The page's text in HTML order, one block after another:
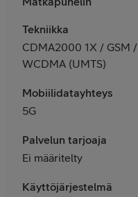
Tekniikka
CDMA2000 1X / GSM /
WCDMA (UMTS)
Mobiilidatayhteys
5G
Palvelun tarjoaja
Ei määritelty
Käyttöjärjestelmä